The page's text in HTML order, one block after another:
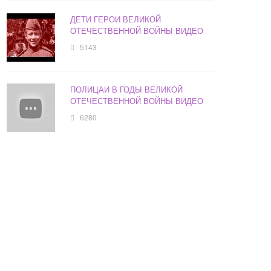
ДЕТИ ГЕРОИ ВЕЛИКОЙ
ОТЕЧЕСТВЕННОЙ ВОЙНЫ ВИДЕО
5143
ПОЛИЦАИ В ГОДЫ ВЕЛИКОЙ
ОТЕЧЕСТВЕННОЙ ВОЙНЫ ВИДЕО
6280